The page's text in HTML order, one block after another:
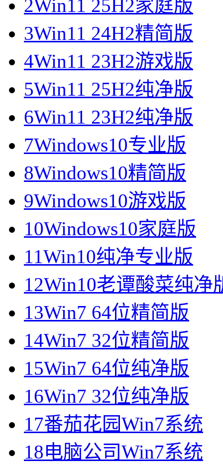
2Win11 25H2家庭版
3Win11 24H2精简版
4Win11 23H2游戏版
5Win11 25H2纯净版
6Win11 23H2纯净版
7Windows10专业版
8Windows10精简版
9Windows10游戏版
10Windows10家庭版
11Win10纯净专业版
12Win10老谭酸菜纯净
13Win7 64位精简版
14Win7 32位精简版
15Win7 64位纯净版
16Win7 32位纯净版
17番茄花园Win7系统
18电脑公司Win7系统